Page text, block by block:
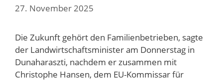
27. November 2025
Die Zukunft gehört den Familienbetrieben, sagte
der Landwirtschaftsminister am Donnerstag in
Dunaharaszti, nachdem er zusammen mit
Christophe Hansen, dem EU-Kommissar für